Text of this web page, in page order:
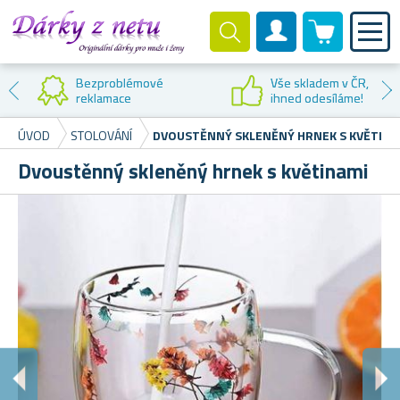
Zákaznický účet
0 produktů
Bezproblémové
reklamace
Vše skladem v ČR,
ihned odesíláme!
ÚVOD
STOLOVÁNÍ DVOUSTĚNNÝ SKLENĚNÝ HRNEK S
Dvoustěnný skleněný hrnek s květinami